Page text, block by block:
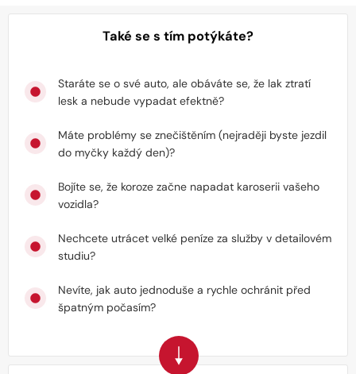
Také se s tím potýkáte?
Staráte se o své auto, ale obáváte se, že lak ztratí
lesk a nebude vypadat efektně?
Máte problémy se znečištěním (nejraději byste jezdil
do myčky každý den)?
Bojíte se, že koroze začne napadat karoserii vašeho
vozidla?
Nechcete utrácet velké peníze za služby v detailovém
studiu?
Nevíte, jak auto jednoduše a rychle ochránit před
špatným počasím?